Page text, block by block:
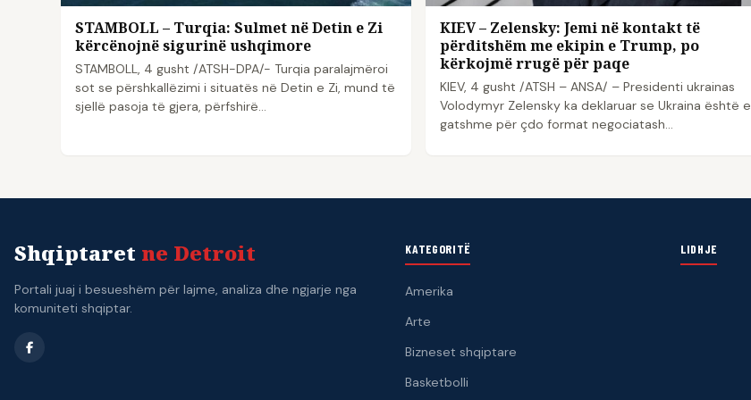
STAMBOLL – Turqia: Sulmet në Detin e Zi
kërcënojnë sigurinë ushqimore
STAMBOLL, 4 gusht /ATSH-DPA/- Turqia paralajmëroi
sot se përshkallëzimi i situatës në Detin e Zi, mund të
sjellë pasoja të gjera, përfshirë…
KIEV – Zelensky: Jemi në kontakt të
përditshëm me ekipin e Trump, po
kërkojmë rrugë për paqe
KIEV, 4 gusht /ATSH – ANSA/ – Presidenti ukrainas
Volodymyr Zelensky ka deklaruar se Ukraina është e
gatshme për çdo format negociatash…
Shqiptaret ne Detroit
Portali juaj i besueshëm për lajme, analiza dhe ngjarje nga
komuniteti shqiptar.
KATEGORITË
Amerika
Arte
Bizneset shqiptare
Basketbolli
LIDHJE